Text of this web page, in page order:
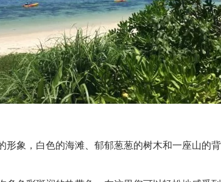
形象，白色的海滩、郁郁葱葱的树木和一座山的